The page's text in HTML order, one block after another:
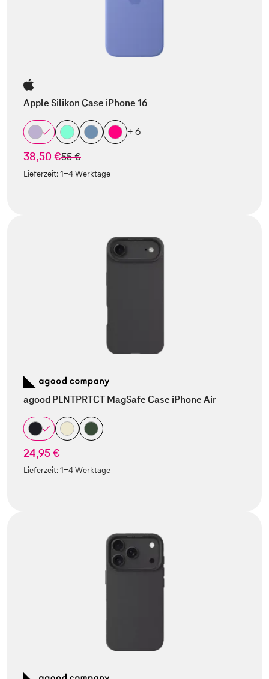
Apple Silikon Case iPhone 16
+ 6
38,50 €statt
55 €
Lieferzeit:1-4 Werktage
agood PLNTPRTCT MagSafe Case iPhone Air
24,95 €
Lieferzeit:1-4 Werktage